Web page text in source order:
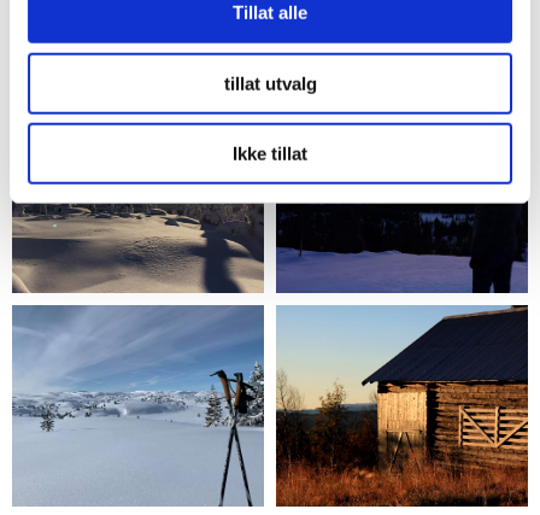
Tillat alle
tillat utvalg
Ikke tillat